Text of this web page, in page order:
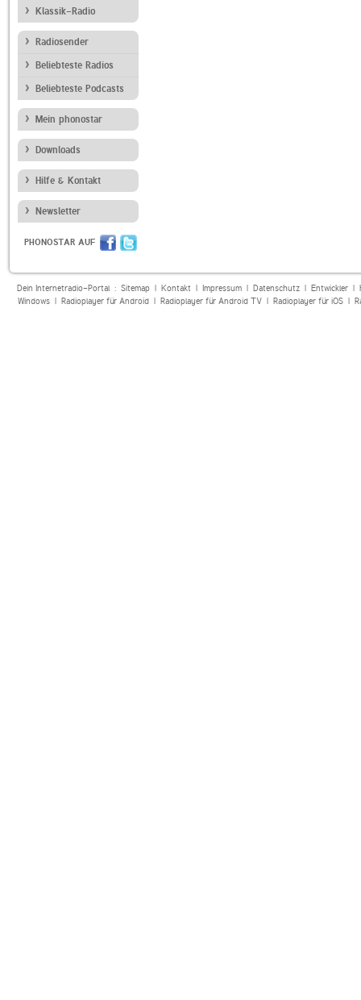
Klassik-Radio
Radiosender
Beliebteste Radios
Beliebteste Podcasts
Mein phonostar
Downloads
Hilfe & Kontakt
Newsletter
PHONOSTAR AUF
Dein Internetradio-Portal : Sitemap| Kontakt| Impressum| Datenschutz| Entwickler|
Windows| Radioplayer für Android| Radioplayer für Android TV| Radioplayer für iOS|